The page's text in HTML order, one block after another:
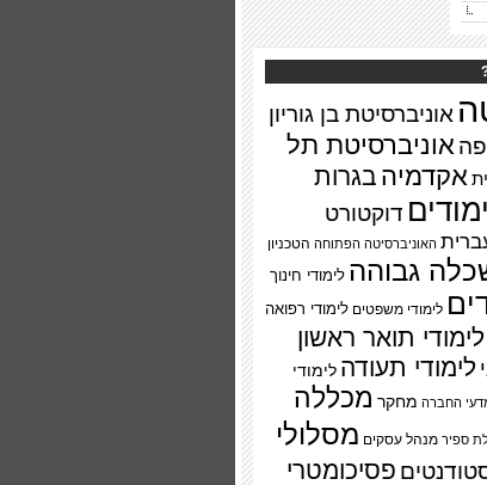
אוניברסיטת בן גוריון
אוניברסיטת תל
אקדמיה בגרות
דוקטורט
האוניברסיטה הפתוחה הטכניון
גבוהה לימודי חינוך
לימודי משפטים לימודי רפואה
לימודי תואר ראשון
לימודי תעודה לימודי
החברה מחקר מכללה
ספיר מנהל עסקים מסלולי
פסיכומטרי